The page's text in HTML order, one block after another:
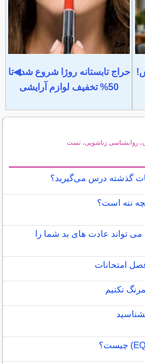
حراج تابستانه روژا شروع شد◀تا
50% تخفیف لوازم آرایشی
روانشناسی زناشویی، تست
گذشته درس می‌گیرید؟
ننه است؟
می تواند عادت های بد شما را
امتحانات
نکنیم